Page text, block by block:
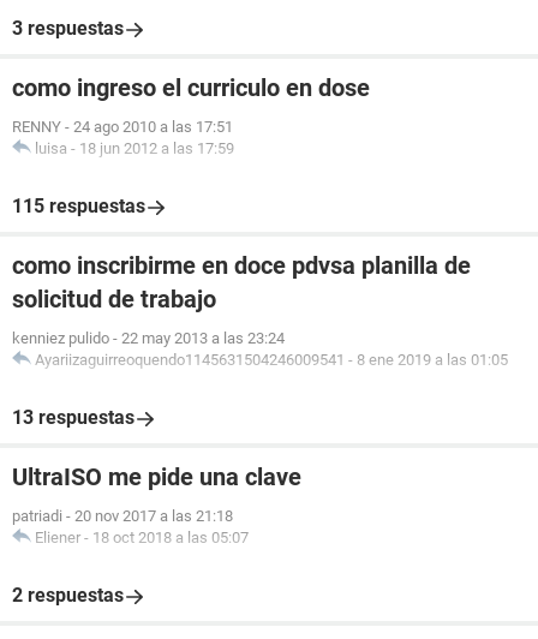
3 respuestas
como ingreso el curriculo en dose
RENNY - 24 ago 2010 a las 17:51
luisa - 18 jun 2012 a las 17:59
115 respuestas
como inscribirme en doce pdvsa planilla de
solicitud de trabajo
kenniez pulido - 22 may 2013 a las 23:24
Ayariizaguirreoquendo1145631504246009541 - 8 ene 2019 a las 01:05
13 respuestas
UltraISO me pide una clave
patriadi - 20 nov 2017 a las 21:18
Eliener - 18 oct 2018 a las 05:07
2 respuestas